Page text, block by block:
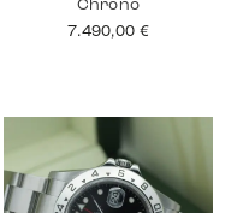
Chrono
7.490,00 €